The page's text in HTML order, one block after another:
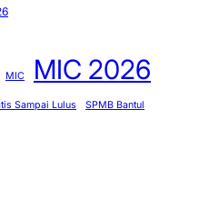
MIC MIC 2026
Sampai Lulus
SPMB Bantul